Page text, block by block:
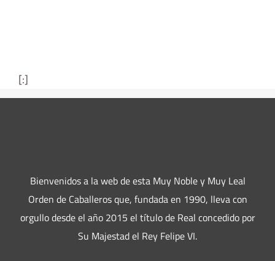
[:]
Bienvenidos a la web de esta Muy Noble y Muy Leal
Orden de Caballeros que, fundada en 1990, lleva con
orgullo desde el año 2015 el título de Real concedido por
Su Majestad el Rey Felipe VI.